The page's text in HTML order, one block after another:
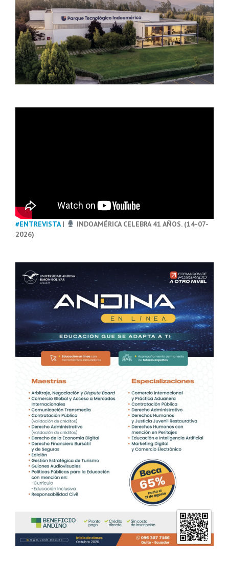
#ENTREVISTA|
INDOAMÉRICA CELEBRA 41 AÑOS. (14-07-
2026)